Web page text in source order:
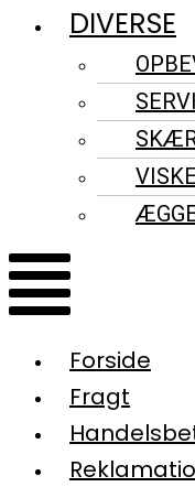
DIVERSE
Forside
Fragt